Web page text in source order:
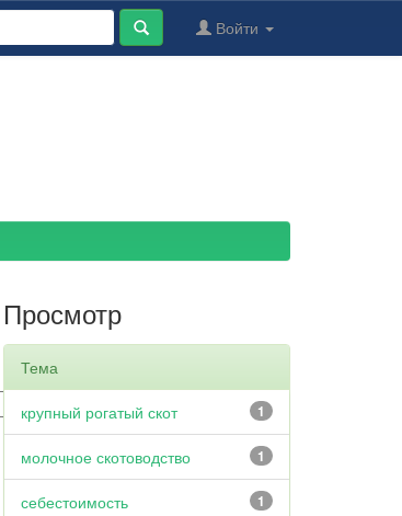
Войти
Просмотр
Тема
1
крупный рогатый скот
1
молочное скотоводство
1
себестоимость